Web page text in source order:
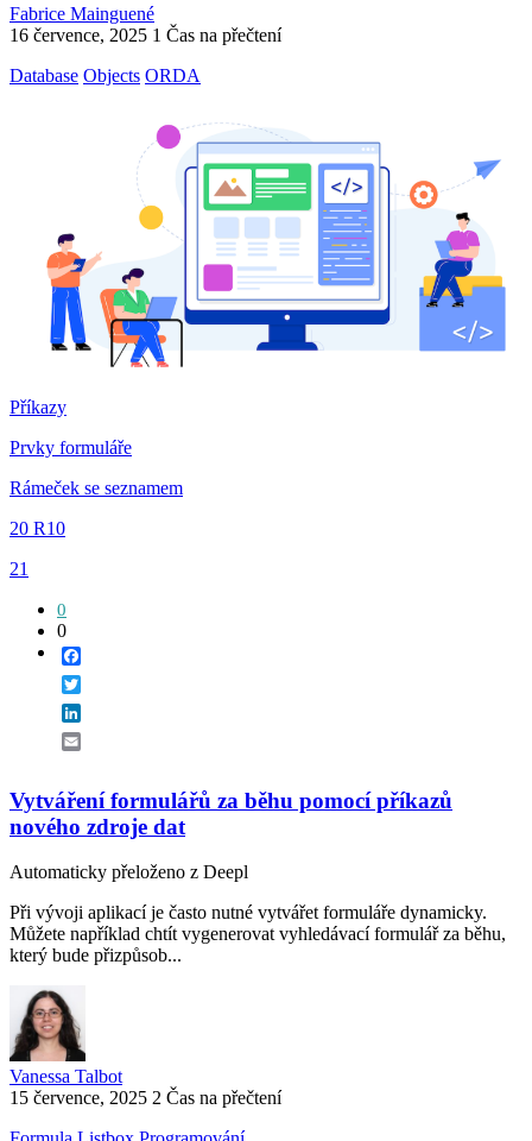
Fabrice Mainguené
16 července, 2025 1 Čas na přečtení
Database Objects ORDA
Příkazy
Prvky formuláře
Rámeček se seznamem
20 R10
21
0
0
Vytváření formulářů za běhu pomocí příkazů
nového zdroje dat
Automaticky přeloženo z Deepl
Při vývoji aplikací je často nutné vytvářet formuláře dynamicky.
Můžete například chtít vygenerovat vyhledávací formulář za běhu,
který bude přizpůsob...
Vanessa Talbot
15 července, 2025 2 Čas na přečtení